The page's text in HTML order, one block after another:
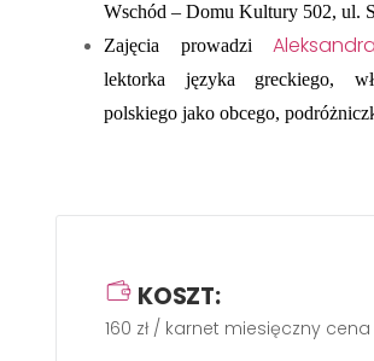
Wschód – Domu Kultury 502, ul.
Zajęcia prowadzi
lektorka języka greckiego,
polskiego jako obcego,
KOSZT:
160 zł / karnet miesięczny